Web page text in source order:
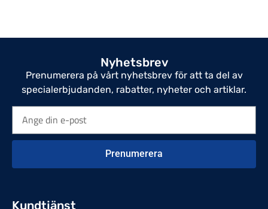
Nyhetsbrev
Prenumerera på vårt nyhetsbrev för att ta del av
specialerbjudanden, rabatter, nyheter och artiklar.
Prenumerera
Kundtjänst